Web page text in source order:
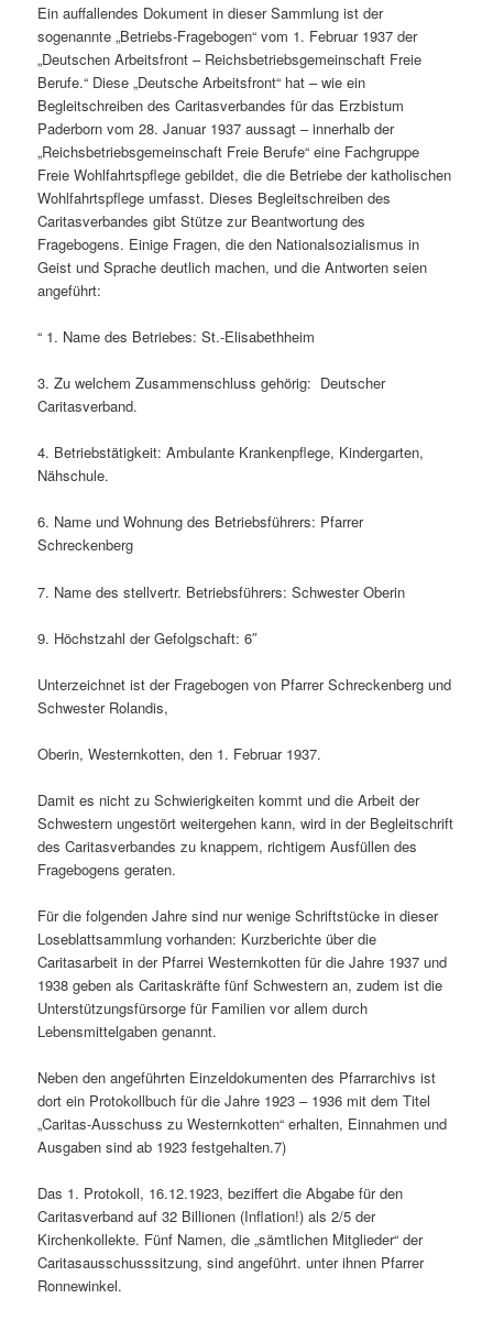
Ein auffallendes Dokument in dieser Sammlung ist der
sogenannte „Betriebs-Fragebogen“ vom 1. Februar 1937 der
„Deutschen Arbeitsfront – Reichsbetriebsgemeinschaft Freie
Berufe.“ Diese „Deutsche Arbeitsfront“ hat – wie ein
Begleitschreiben des Caritasverbandes für das Erzbistum
Paderborn vom 28. Januar 1937 aussagt – innerhalb der
„Reichsbetriebsgemeinschaft Freie Berufe“ eine Fachgruppe
Freie Wohlfahrtspflege gebildet, die die Betriebe der katholischen
Wohlfahrtspflege umfasst. Dieses Begleitschreiben des
Caritasverbandes gibt Stütze zur Beantwortung des
Fragebogens. Einige Fragen, die den Nationalsozialismus in
Geist und Sprache deutlich machen, und die Antworten seien
angeführt:
“ 1. Name des Betriebes: St.-Elisabethheim
3. Zu welchem Zusammenschluss gehörig: Deutscher
Caritasverband.
4. Betriebstätigkeit: Ambulante Krankenpflege, Kindergarten,
Nähschule.
6. Name und Wohnung des Betriebsführers: Pfarrer
Schreckenberg
7. Name des stellvertr. Betriebsführers: Schwester Oberin
9. Höchstzahl der Gefolgschaft: 6″
Unterzeichnet ist der Fragebogen von Pfarrer Schreckenberg und
Schwester Rolandis,
Oberin, Westernkotten, den 1. Februar 1937.
Damit es nicht zu Schwierigkeiten kommt und die Arbeit der
Schwestern ungestört weitergehen kann, wird in der Begleitschrift
des Caritasverbandes zu knappem, richtigem Ausfüllen des
Fragebogens geraten.
Für die folgenden Jahre sind nur wenige Schriftstücke in dieser
Loseblattsammlung vorhanden: Kurzberichte über die
Caritasarbeit in der Pfarrei Westernkotten für die Jahre 1937 und
1938 geben als Caritaskräfte fünf Schwestern an, zudem ist die
Unterstützungsfürsorge für Familien vor allem durch
Lebensmittelgaben genannt.
Neben den angeführten Einzeldokumenten des Pfarrarchivs ist
dort ein Protokollbuch für die Jahre 1923 – 1936 mit dem Titel
„Caritas-Ausschuss zu Westernkotten“ erhalten, Einnahmen und
Ausgaben sind ab 1923 festgehalten.7)
Das 1. Protokoll, 16.12.1923, beziffert die Abgabe für den
Caritasverband auf 32 Billionen (Inflation!) als 2/5 der
Kirchenkollekte. Fünf Namen, die „sämtlichen Mitglieder“ der
Caritasausschusssitzung, sind angeführt. unter ihnen Pfarrer
Ronnewinkel.